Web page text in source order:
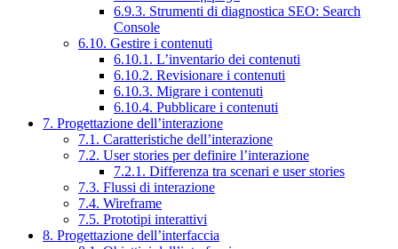
6.9.3. Strumenti di diagnostica SEO: Search
Console
6.10. Gestire i contenuti
6.10.1. L’inventario dei contenuti
6.10.2. Revisionare i contenuti
6.10.3. Migrare i contenuti
6.10.4. Pubblicare i contenuti
7. Progettazione dell’interazione
7.1. Caratteristiche dell’interazione
7.2. User stories per definire l’interazione
7.2.1. Differenza tra scenari e user stories
7.3. Flussi di interazione
7.4. Wireframe
7.5. Prototipi interattivi
8. Progettazione dell’interfaccia